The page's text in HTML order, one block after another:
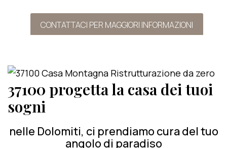
CONTATTACI PER MAGGIORI INFORMAZIONI
37100 progetta la casa dei tuoi
sogni
nelle Dolomiti, ci prendiamo cura del tuo
angolo di paradiso